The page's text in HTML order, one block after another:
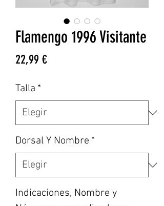
Flamengo 1996 Visitante
22,99 €Precio
Talla *
Dorsal Y Nombre *
Indicaciones, Nombre y